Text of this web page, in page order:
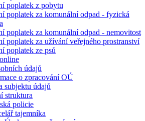
poplatek z pobytu
poplatek za komunální odpad - fyzická
poplatek za komunální odpad - nemovitost
poplatek za užívání veřejného prostranství
poplatek ze psů
údajů
o zpracování OÚ
subjektu údajů
struktura
policie
tajemníka